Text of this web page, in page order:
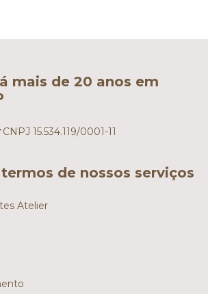
mais de 20 anos em
15.534.119/0001-11
de nossos serviços
Atelier